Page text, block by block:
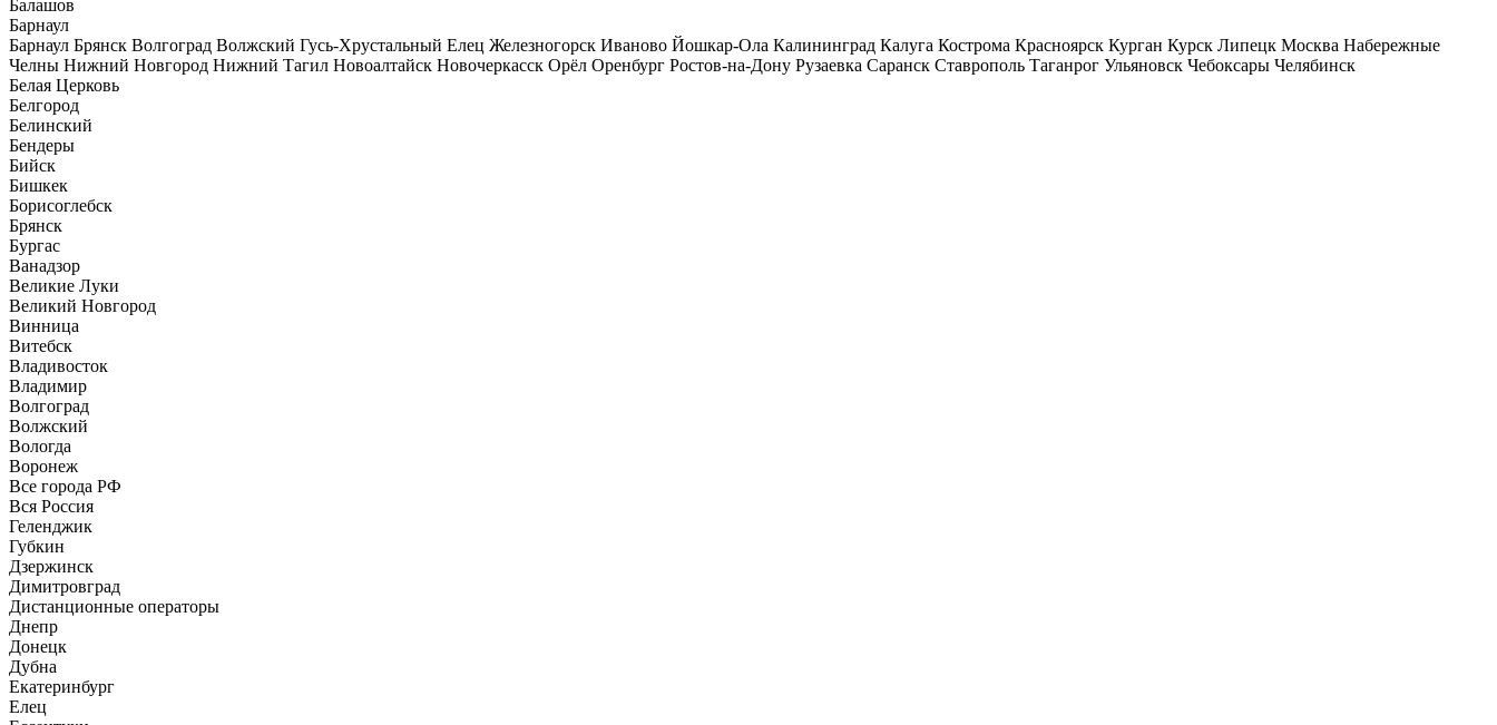
Балашов
Барнаул
Барнаул Брянск Волгоград Волжский Гусь-Хрустальный Елец Железногорск Иваново Йошкар-Ола Калининград Калуга Кострома Красноярск Курган Курск Липецк Москва Набережные
Челны Нижний Новгород Нижний Тагил Новоалтайск Новочеркасск Орёл Оренбург Ростов-на-Дону Рузаевка Саранск Ставрополь Таганрог Ульяновск Чебоксары Челябинск
Белая Церковь
Белгород
Белинский
Бендеры
Бийск
Бишкек
Борисоглебск
Брянск
Бургас
Ванадзор
Великие Луки
Великий Новгород
Винница
Витебск
Владивосток
Владимир
Волгоград
Волжский
Вологда
Воронеж
Все города РФ
Вся Россия
Геленджик
Губкин
Дзержинск
Димитровград
Дистанционные операторы
Днепр
Донецк
Дубна
Екатеринбург
Елец